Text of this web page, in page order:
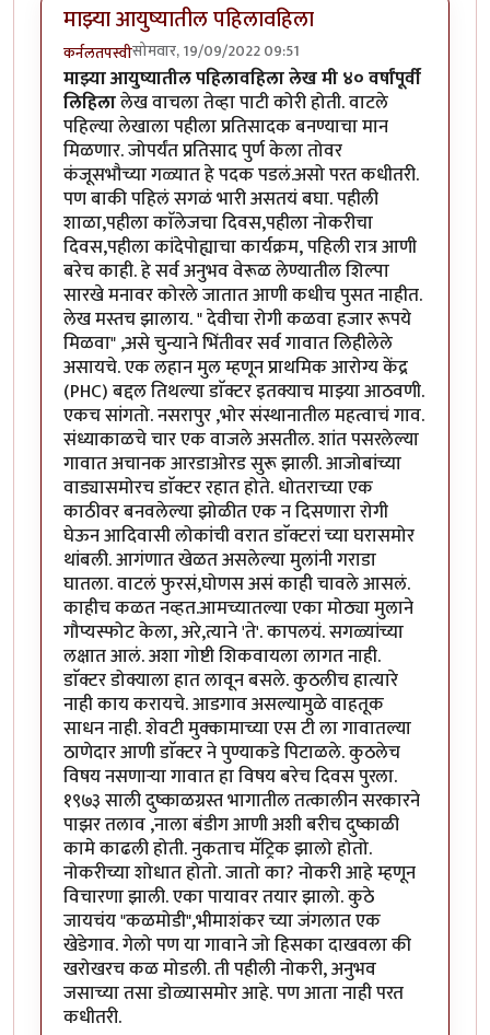
माझ्या आयुष्यातील पहिलावहिला
कर्नलतपस्वीसोमवार, 19/09/2022 09:51
माझ्या आयुष्यातील पहिलावहिला लेख मी ४० वर्षांपूर्वी
लिहिलालेख वाचला तेव्हा पाटी कोरी होती. वाटले
पहिल्या लेखाला पहीला प्रतिसादक बनण्याचा मान
मिळणार. जोपर्यंत प्रतिसाद पुर्ण केला तोवर
कंजूसभौच्या गळ्यात हे पदक पडलं.असो परत कधीतरी.
पण बाकी पहिलं सगळं भारी असतयं बघा. पहीली
शाळा,पहीला काॅलेजचा दिवस,पहीला नोकरीचा
दिवस,पहीला कांदेपोह्याचा कार्यक्रम, पहिली रात्र आणी
बरेच काही. हे सर्व अनुभव वेरूळ लेण्यातील शिल्पा
सारखे मनावर कोरले जातात आणी कधीच पुसत नाहीत.
लेख मस्तच झालाय. " देवीचा रोगी कळवा हजार रूपये
मिळवा" ,असे चुन्याने भिंतीवर सर्व गावात लिहीलेले
असायचे. एक लहान मुल म्हणून प्राथमिक आरोग्य केंद्र
(PHC) बद्दल तिथल्या डाॅक्टर इतक्याच माझ्या आठवणी.
एकच सांगतो. नसरापुर ,भोर संस्थानातील महत्वाचं गाव.
संध्याकाळचे चार एक वाजले असतील. शांत पसरलेल्या
गावात अचानक आरडाओरड सुरू झाली. आजोबांच्या
वाड्यासमोरच डाॅक्टर रहात होते. धोतराच्या एक
काठीवर बनवलेल्या झोळीत एक न दिसणारा रोगी
घेऊन आदिवासी लोकांची वरात डाॅक्टरां च्या घरासमोर
थांबली. आगंणात खेळत असलेल्या मुलांनी गराडा
घातला. वाटलं फुरसं,घोणस असं काही चावले आसलं.
काहीच कळत नव्हत.आमच्यातल्या एका मोठ्या मुलाने
गौप्यस्फोट केला, अरे,त्याने 'ते'. कापलयं. सगळ्यांच्या
लक्षात आलं. अशा गोष्टी शिकवायला लागत नाही.
डाॅक्टर डोक्याला हात लावून बसले. कुठलीच हात्यारे
नाही काय करायचे. आडगाव असल्यामुळे वाहतूक
साधन नाही. शेवटी मुक्कामाच्या एस टी ला गावातल्या
ठाणेदार आणी डाॅक्टर ने पुण्याकडे पिटाळले. कुठलेच
विषय नसणाऱ्या गावात हा विषय बरेच दिवस पुरला.
१९७३ साली दुष्काळग्रस्त भागातील तत्कालीन सरकारने
पाझर तलाव ,नाला बंडीग आणी अशी बरीच दुष्काळी
कामे काढली होती. नुकताच मॅट्रिक झालो होतो.
नोकरीच्या शोधात होतो. जातो का? नोकरी आहे म्हणून
विचारणा झाली. एका पायावर तयार झालो. कुठे
जायचंय "कळमोडी",भीमाशंकर च्या जंगलात एक
खेडेगाव. गेलो पण या गावाने जो हिसका दाखवला की
खरोखरच कळ मोडली. ती पहीली नोकरी, अनुभव
जसाच्या तसा डोळ्यासमोर आहे. पण आता नाही परत
कधीतरी.